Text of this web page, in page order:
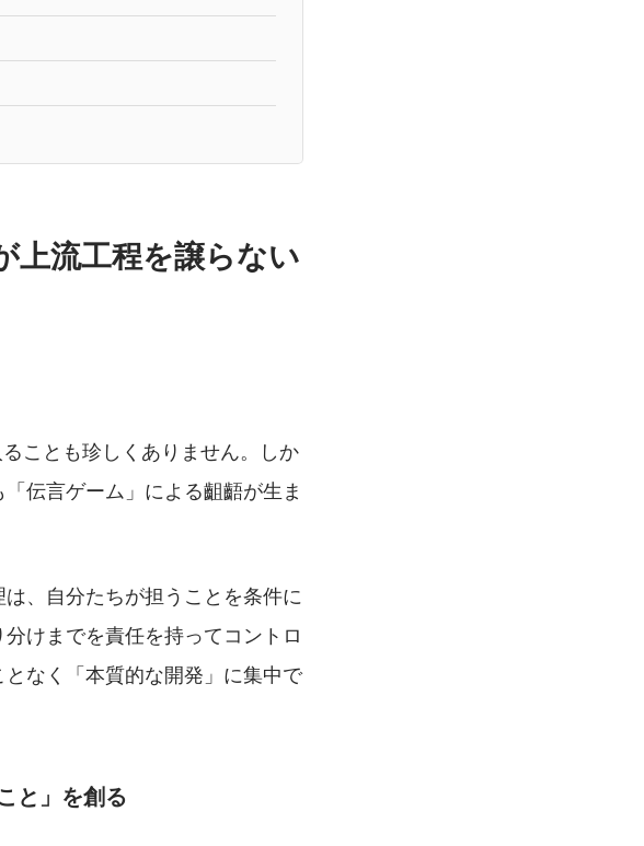
上流工程を譲らない
ことも珍しくありません。しか
伝言ゲーム」による齟齬が生ま
、自分たちが担うことを条件に
けまでを責任を持ってコントロ
なく「本質的な開発」に集中で
と」を創る